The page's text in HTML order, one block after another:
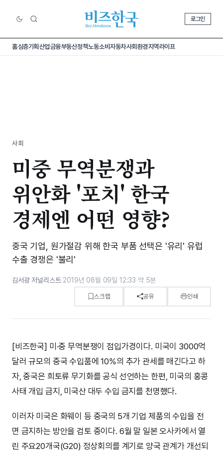
로그인
홈심층기획산업금융부동산정책노동소비 자동차사회환경지역라이프
사회
미중 무역분쟁과
위안화 '포치' 한국
경제엔 어떤 영향?
중국 기업, 원가절감 위해 한국 부품 선택은 '유리' 유럽
수출 경쟁은 '불리'
김서광 저널리스트·2019년 08월 09일 12:33·약 5분
스크랩 공유 인쇄
[비즈한국] 미·중 무역분쟁이 점입가경이다. 미국이 3000억
달러 규모의 중국 수입품에 10%의 추가 관세를 매긴다고 하
자, 중국은 희토류 무기화를 공식 선언하는 한편, 미국의 홍콩
사태 개입 금지, 미국산 대두 수입 금지를 천명했다.
이러자 미국은 화웨이 등 중국의 5개 기업 제품의 수입을 전
면 금지하는 방안을 검토 중이다. 6월 말 일본 오사카에서 열
린 주요20개국(G20) 정상회의를 계기로 양국 관계가 개선되